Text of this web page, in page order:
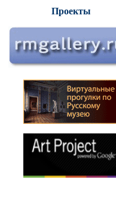
Проекты